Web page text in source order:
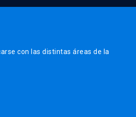
con las distintas áreas de la